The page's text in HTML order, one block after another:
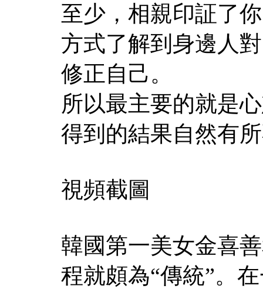
至少，相親印証了
方式了解到身邊人
修正自己。
所以最主要的就是
得到的結果自然有
視頻截圖
韓國第一美女金喜
程就頗為“傳統”。